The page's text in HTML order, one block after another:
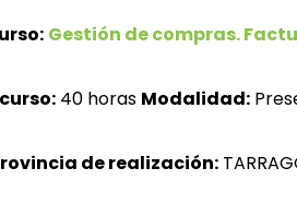
Gestión de compras.
40 horas Modalidad:
de realización: